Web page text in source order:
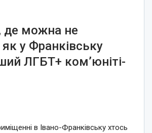
де можна не
у Франківську
ЛГБТ+ ком’юніті-
в Івано-Франківську хтось